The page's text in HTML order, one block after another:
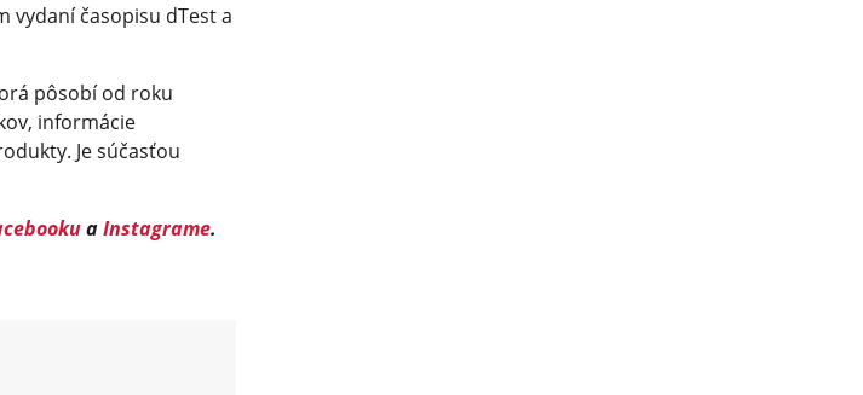
vydaní časopisu dTest a
pôsobí od roku
informácie
Je súčasťou
aInstagrame.